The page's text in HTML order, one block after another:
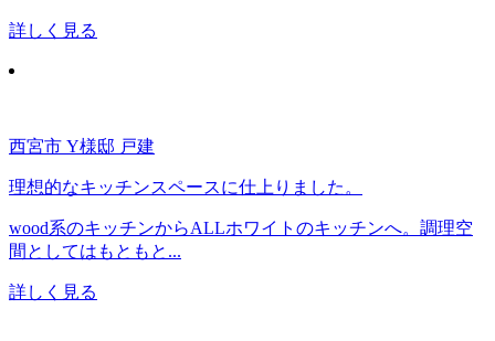
詳しく見る
西宮市 Y様邸 戸建
理想的なキッチンスペースに仕上りました。
wood系のキッチンからALLホワイトのキッチンへ。調理空
間としてはもともと...
詳しく見る